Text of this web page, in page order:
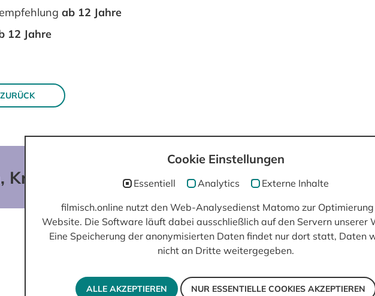
ab 12 Jahre
12 Jahre
ZURÜCK
post(at)filmisch.online
Gefördert von
Cookie Einstellungen
Essentiell Analytics Externe Inhalte
filmisch.online nutzt den Web-Analysedienst Matomo zur
Website. Die Software läuft dabei ausschließlich auf den Servern unserer
Eine Speicherung der anonymisierten Daten findet nur dort statt, Daten
nicht an Dritte weitergegeben.
ALLE AKZEPTIEREN NUR ESSENTIELLE COOKIES AKZEPTIEREN